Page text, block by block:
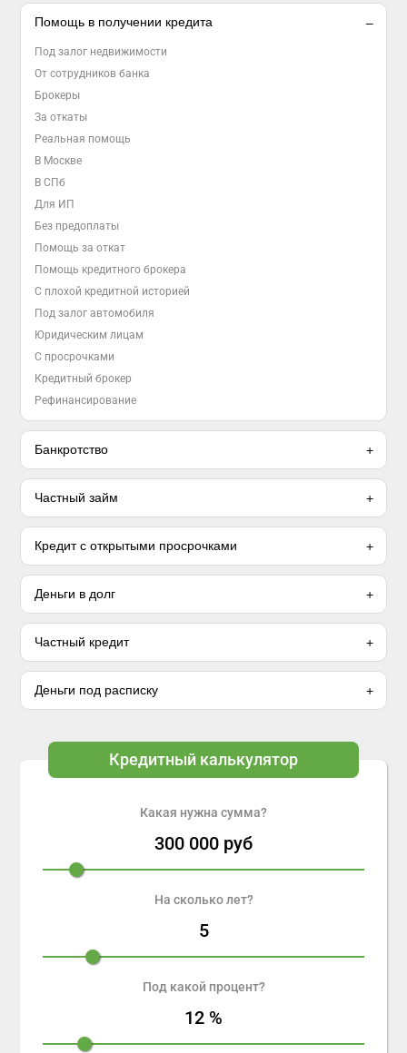
Помощь в получении кредита
Под залог недвижимости
От сотрудников банка
Брокеры
За откаты
Реальная помощь
В Москве
В СПб
Для ИП
Без предоплаты
Помощь за откат
Помощь кредитного брокера
С плохой кредитной историей
Под залог автомобиля
Юридическим лицам
С просрочками
Кредитный брокер
Рефинансирование
Банкротство
Частный займ
Кредит с открытыми просрочками
Деньги в долг
Частный кредит
Деньги под расписку
Кредитный калькулятор
Какая нужна сумма?
300 000 руб
На сколько лет?
5
Под какой процент?
12 %